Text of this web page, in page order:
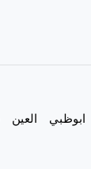
ابوظبي العين